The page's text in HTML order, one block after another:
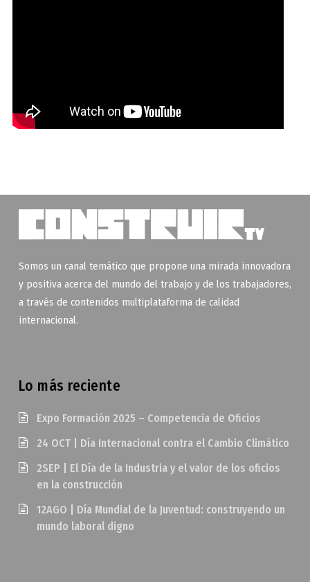
Somos un canal temático que propone una mirada innovadora
y positiva acerca del mundo del trabajo y de los trabajadores,
a través de contenidos multiplataforma de calidad
internacional.
Lo más reciente
Expo Formación 2025 – Competencia de Oficios
24 OCT | Día Internacional contra el Cambio Climático
2SEP | El Día de la Industria y el valor de los oficios
en la construcción
12AGO | Día Mundial de la Juventud: construyendo un
mundo laboral digno